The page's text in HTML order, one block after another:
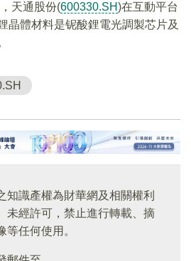
天通股份(600330.SH)在互動平台
晶體材料是铌酸鋰電光調製芯片及
知識產權為財華網及相關權利
未經許可，禁止進行轉載、摘
等任何使用。